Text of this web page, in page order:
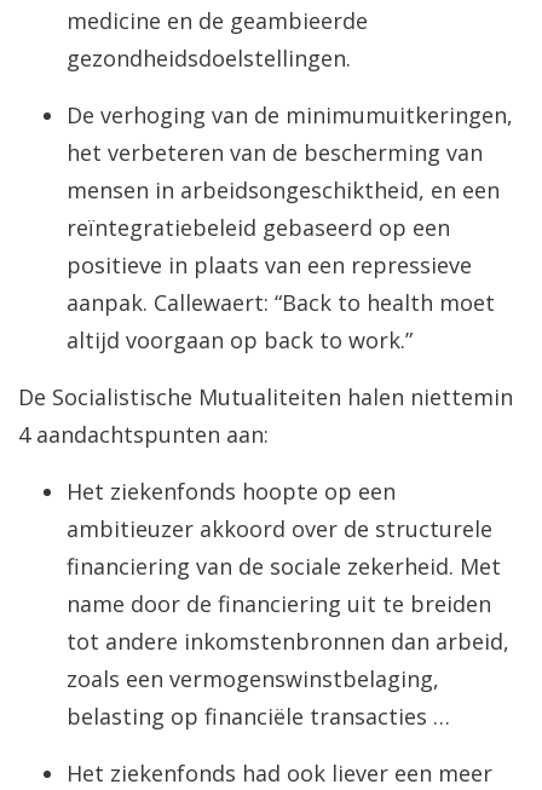
medicine en de geambieerde
gezondheidsdoelstellingen.
De verhoging van de minimumuitkeringen,
het verbeteren van de bescherming van
mensen in arbeidsongeschiktheid, en een
reïntegratiebeleid gebaseerd op een
positieve in plaats van een repressieve
aanpak. Callewaert: “Back to health moet
altijd voorgaan op back to work.”
De Socialistische Mutualiteiten halen niettemin
4 aandachtspunten aan:
Het ziekenfonds hoopte op een
ambitieuzer akkoord over de structurele
financiering van de sociale zekerheid. Met
name door de financiering uit te breiden
tot andere inkomstenbronnen dan arbeid,
zoals een vermogenswinstbelaging,
belasting op financiële transacties …
Het ziekenfonds had ook liever een meer